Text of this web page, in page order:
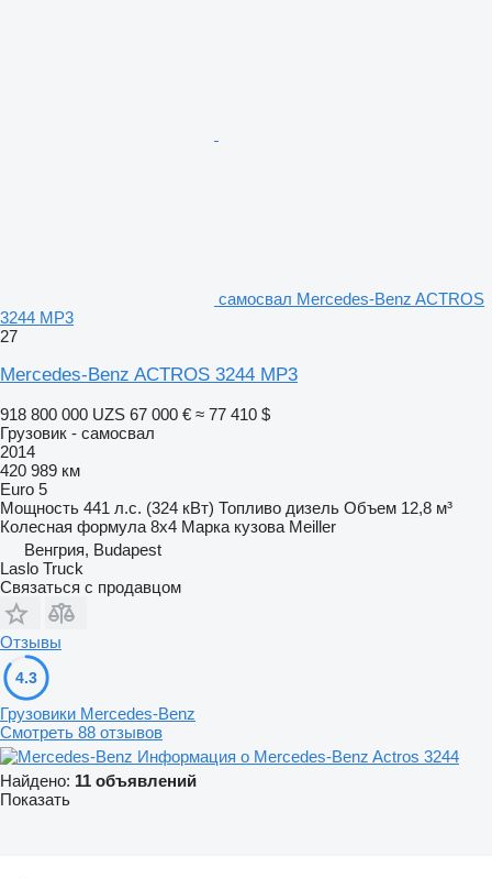
самосвал Mercedes-Benz ACTROS
3244 MP3
27
Mercedes-Benz ACTROS 3244 MP3
918 800 000 UZS 67 000 € ≈ 77 410 $
Грузовик - самосвал
2014
420 989 км
Euro 5
Мощность 441 л.с. (324 кВт) Топливо дизель Объем 12,8 м³
Колесная формула 8x4 Марка кузова Meiller
Венгрия, Budapest
Laslo Truck
Связаться с продавцом
Отзывы
4.3
Грузовики Mercedes-Benz
Смотреть 88 отзывов
Информация о Mercedes-Benz Actros 3244
Найдено: 11 объявлений
Показать